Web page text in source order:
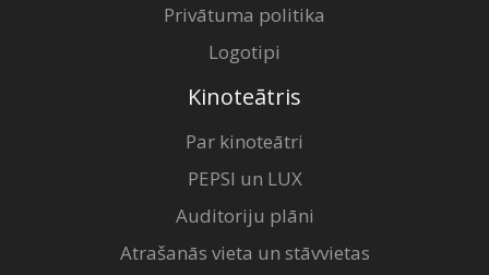
Privātuma politika
Logotipi
Kinoteātris
Par kinoteātri
PEPSI un LUX
Auditoriju plāni
Atrašanās vieta un stāvvietas